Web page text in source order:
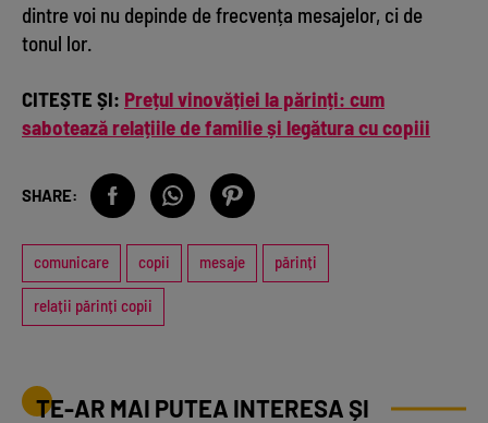
dintre voi nu depinde de frecvența mesajelor, ci de
tonul lor.
CITEȘTE ȘI: Prețul vinovăției la părinți: cum
sabotează relațiile de familie și legătura cu copiii
SHARE:
comunicare copii mesaje părinți
relații părinți copii
TE-AR MAI PUTEA INTERESA ȘI